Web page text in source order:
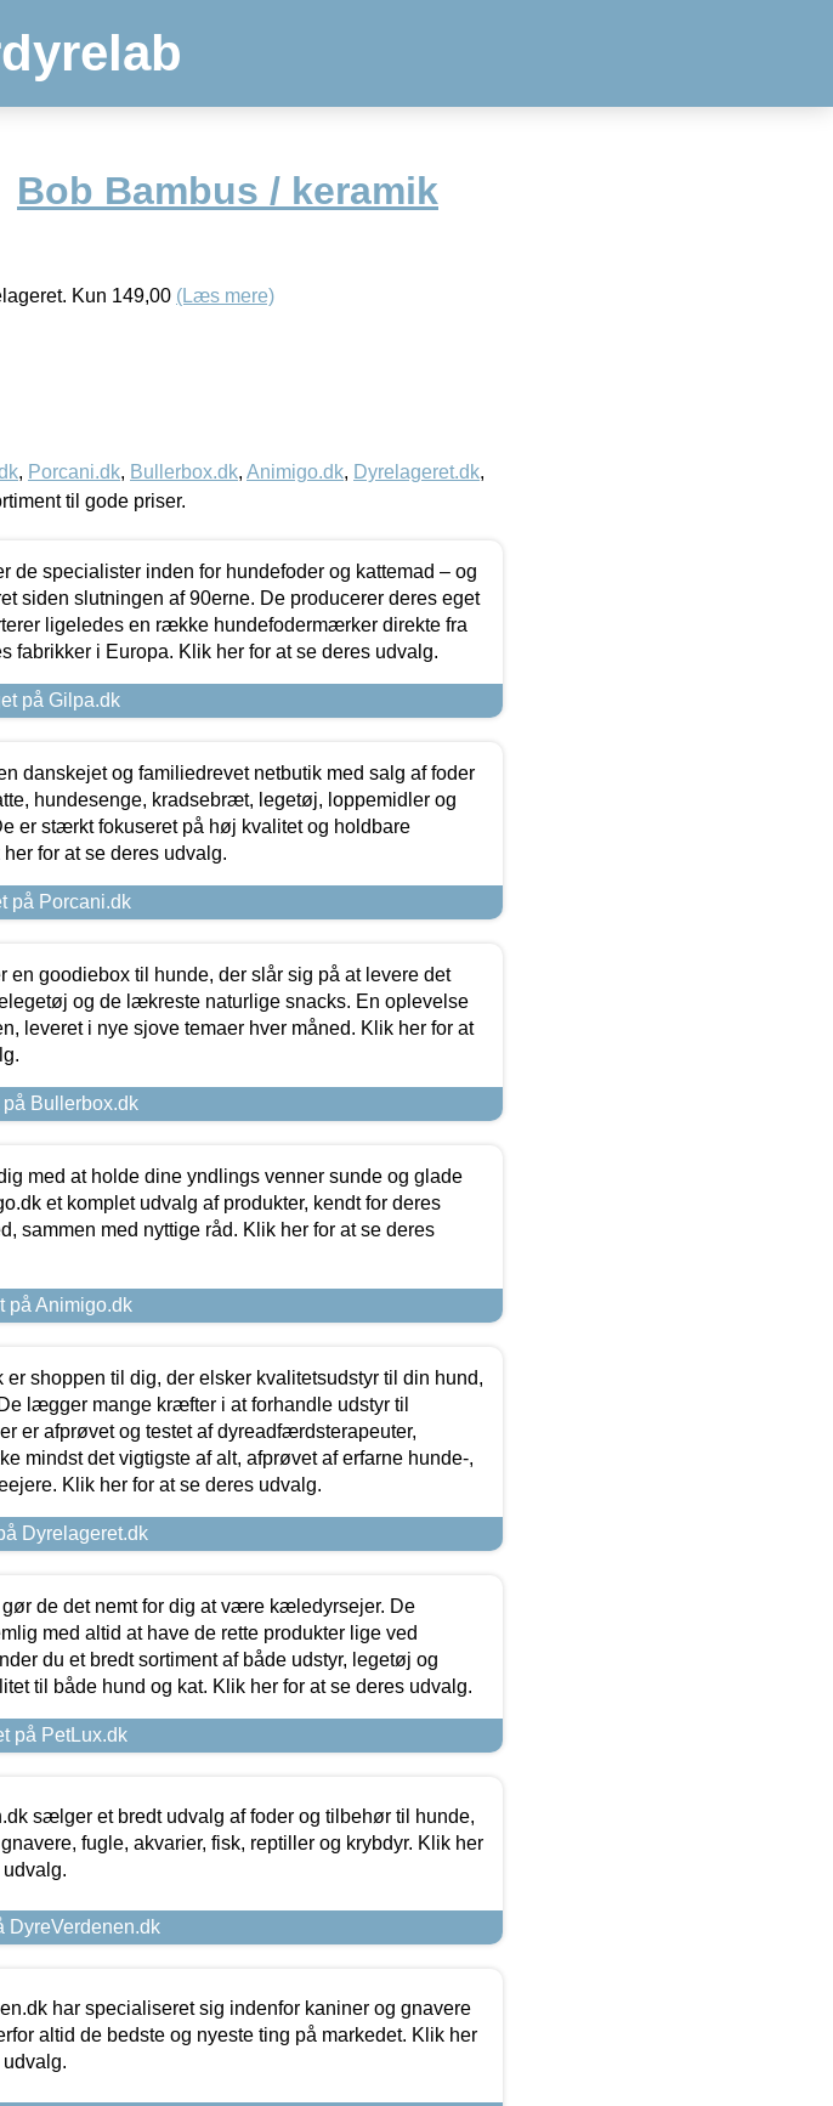
Bob Bambus / keramik
Kun 149,00 (Læs mere)
, Porcani.dk, Bullerbox.dk, Animigo.dk, Dyrelageret.dk,
til gode priser.
de specialister inden for hundefoder og kattemad – og
siden slutningen af 90erne. De producerer deres eget
ligeledes en række hundefodermærker direkte fra
fabrikker i Europa. Klik her for at se deres udvalg.
på Gilpa.dk
danskejet og familiedrevet netbutik med salg af foder
hundesenge, kradsebræt, legetøj, loppemidler og
er stærkt fokuseret på høj kvalitet og holdbare
for at se deres udvalg.
på Porcani.dk
en goodiebox til hunde, der slår sig på at levere det
og de lækreste naturlige snacks. En oplevelse
leveret i nye sjove temaer hver måned. Klik her for at
Bullerbox.dk
med at holde dine yndlings venner sunde og glade
et komplet udvalg af produkter, kendt for deres
sammen med nyttige råd. Klik her for at se deres
på Animigo.dk
er shoppen til dig, der elsker kvalitetsudstyr til din hund,
lægger mange kræfter i at forhandle udstyr til
er afprøvet og testet af dyreadfærdsterapeuter,
mindst det vigtigste af alt, afprøvet af erfarne hunde-,
Klik her for at se deres udvalg.
Dyrelageret.dk
de det nemt for dig at være kæledyrsejer. De
med altid at have de rette produkter lige ved
du et bredt sortiment af både udstyr, legetøj og
til både hund og kat. Klik her for at se deres udvalg.
på PetLux.dk
sælger et bredt udvalg af foder og tilbehør til hunde,
fugle, akvarier, fisk, reptiller og krybdyr. Klik her
DyreVerdenen.dk
har specialiseret sig indenfor kaniner og gnavere
altid de bedste og nyeste ting på markedet. Klik her